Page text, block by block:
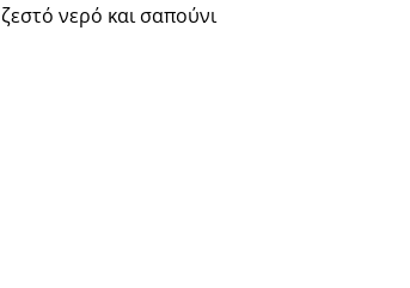
νερό και σαπούνι